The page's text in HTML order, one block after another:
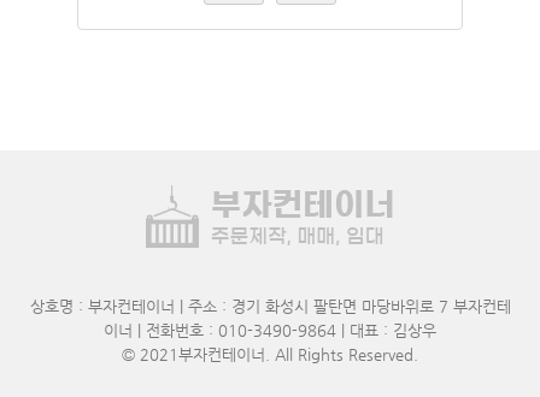
상호명 : 부자컨테이너 | 주소 : 경기 화성시 팔탄면 마당바위로 7 부자컨테
이너 | 전화번호 : 010-3490-9864 | 대표 : 김상우
© 2021 부자컨테이너 . All Rights Reserved.